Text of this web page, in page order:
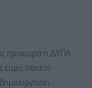
προχωρά η ΔΥΠΑ,
ευρύ πακέτο